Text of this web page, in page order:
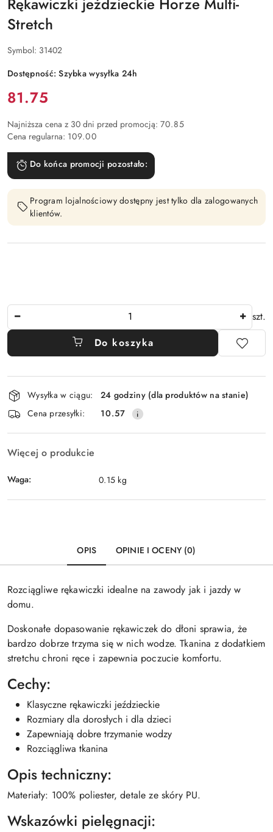
Stretch
Symbol: 31402
Dostępność:Szybka wysyłka 24h
Cena:
81.75
Najniższa cena z 30 dni przed promocją: 70.85
Cena regularna: 109.00
Do końca promocji pozostało:
Program lojalnościowy dostępny jest tylko dla zalogowanych
klientów.
szt.
Do koszyka
Dostępność
i
dostawa
Wysyłka w ciągu:
24 godziny (dla produktów na stanie)
Cena przesyłki:
10.57
Więcej o produkcie
Waga: 0.15 kg
OPIS OPINIE I OCENY (0)
Rozciągliwe rękawiczki idealne na zawody jak i jazdy w
domu.
Doskonałe dopasowanie rękawiczek do dłoni sprawia, że
bardzo dobrze trzyma się w nich wodze. Tkanina z dodatkiem
stretchu chroni ręce i zapewnia poczucie komfortu.
Cechy:
Klasyczne rękawiczki jeździeckie
Rozmiary dla dorosłych i dla dzieci
Zapewniają dobre trzymanie wodzy
Rozciągliwa tkanina
Opis techniczny:
Materiały: 100% poliester, detale ze skóry PU.
Wskazówki pielęgnacji: